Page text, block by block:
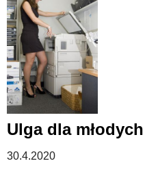
Ulga dla młodych
30.4.2020